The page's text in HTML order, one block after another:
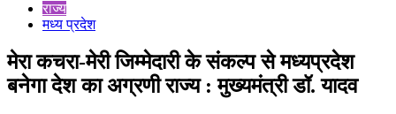
राज्य
मध्य प्रदेश
मेरा कचरा-मेरी जिम्मेदारी के संकल्प से मध्यप्रदेश
बनेगा देश का अग्रणी राज्य : मुख्यमंत्री डॉ. यादव